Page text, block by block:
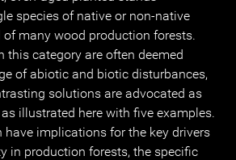
species of native or non-native
many wood production forests.
this category are often deemed
of abiotic and biotic disturbances,
solutions are advocated as
illustrated here with five examples.
have implications for the key drivers
in production forests, the specific